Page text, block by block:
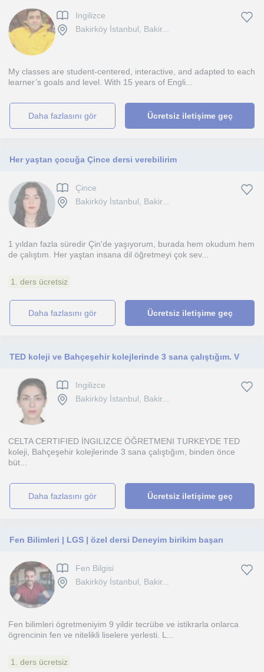
Ingilizce
Bakirköy İstanbul, Bakir...
My classes are student-centered, interactive, and adapted to each
learner’s goals and level. With 15 years of Engli...
daha fazlasını gör Ücretsiz iletişime geç
Her yaştan çocuğa Çince dersi verebilirim
Çince
Bakirköy İstanbul, Bakir...
1 yıldan fazla süredir Çin'de yaşıyorum, burada hem okudum hem
de çalıştım. Her yaştan insana dil öğretmeyi çok sev...
1. ders ücretsiz
daha fazlasını gör Ücretsiz iletişime geç
TED koleji ve Bahçeşehir kolejlerinde 3 sana çalıştığım. V
Ingilizce
Bakirköy İstanbul, Bakir...
CELTA CERTIFIED İNGILIZCE ÖĞRETMENI TURKEYDE TED
koleji, Bahçeşehir kolejlerinde 3 sana çalıştığım, binden önce
büt...
daha fazlasını gör Ücretsiz iletişime geç
Fen Bilimleri | LGS | özel dersi Deneyim birikim başarı
Fen Bilgisi
Bakirköy İstanbul, Bakir...
Fen bilimleri ögretmeniyim 9 yildir tecrübe ve istikrarla onlarca
ögrencinin fen ve nitelikli liselere yerlesti. L...
1. ders ücretsiz